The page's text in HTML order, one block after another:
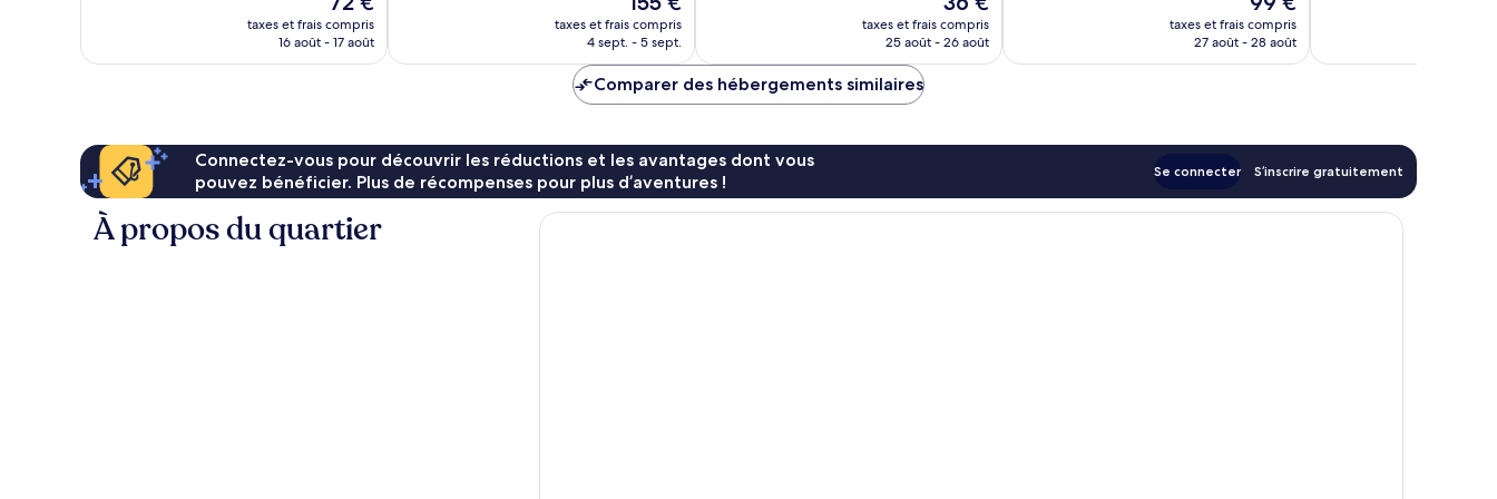
nouveau
prix
taxes et frais compris
16 août - 17 août
nouveau
prix
de
155 €
taxes et frais compris
4 sept. - 5 sept.
nouveau
prix
taxes et frais compris
25 août - 26 août
nouveau
prix
taxes et frais compris
27 août - 28 août
Comparer des hébergements similaires
Connectez-vous pour découvrir les réductions et les avantages dont vous
pouvez bénéficier. Plus de récompenses pour plus d’aventures !
Se connecter S’inscrire gratuitement
À propos du quartier